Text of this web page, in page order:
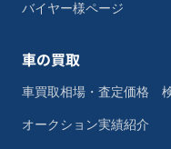
バイヤー様ページ
車の買取
車買取相場・査定価格
オークション実績紹介